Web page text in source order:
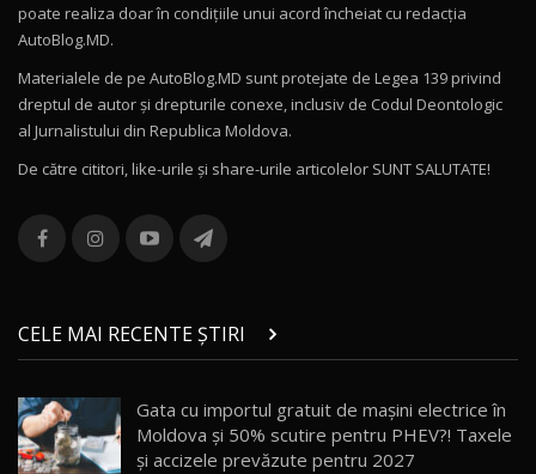
11
Noul Volvo ES90 / Test Drive AutoBlog.MD
12
Noul MG HS / Test Drive AutoBlog.MD
16:48
13
combină aventura cu luxul / AutoBlog.MD
36:08
chinez care face lumea să se întoarcă după el
/ AutoBlog.MD
17:27
15 14:37
poate realiza doar în condițiile unui acord încheiat cu redacţia
AutoBlog.MD.
Materialele de pe AutoBlog.MD sunt protejate de Legea 139 privind
dreptul de autor și drepturile conexe, inclusiv de Codul Deontologic
al Jurnalistului din Republica Moldova.
De către cititori, like-urile şi share-urile articolelor SUNT SALUTATE!
CELE MAI RECENTE ȘTIRI
Gata cu importul gratuit de mașini electrice în
Moldova și 50% scutire pentru PHEV?! Taxele
și accizele prevăzute pentru 2027